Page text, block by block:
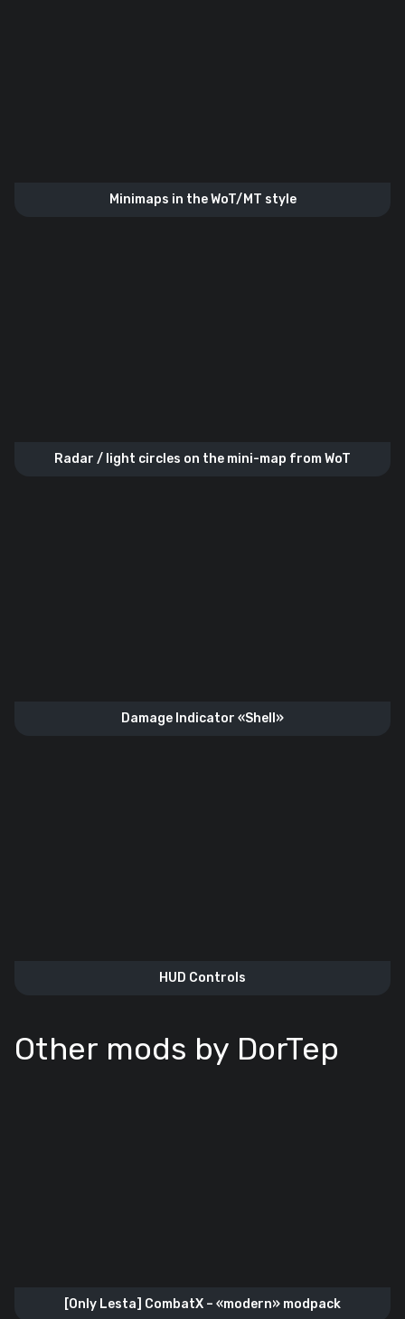
Minimaps in the WoT/MT style
Radar / light circles on the mini-map from WoT
Damage Indicator «Shell»
HUD Controls
Other mods by DorTep
[Only Lesta] CombatX – «modern» modpack